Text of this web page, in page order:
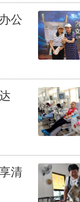
公
清